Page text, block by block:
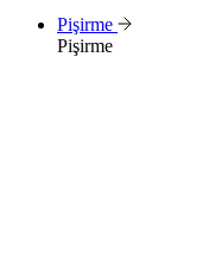
Pişirme
Pişirme